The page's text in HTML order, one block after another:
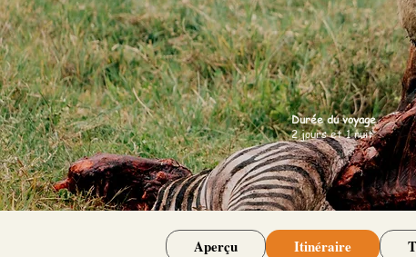
Durée du voyage
2 jours et 1 nuit
Aperçu Itinéraire